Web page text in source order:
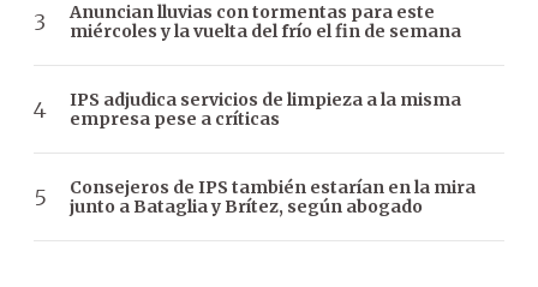
Anuncian lluvias con tormentas para este
miércoles y la vuelta del frío el fin de semana
IPS adjudica servicios de limpieza a la misma
empresa pese a críticas
Consejeros de IPS también estarían en la mira
junto a Bataglia y Brítez, según abogado